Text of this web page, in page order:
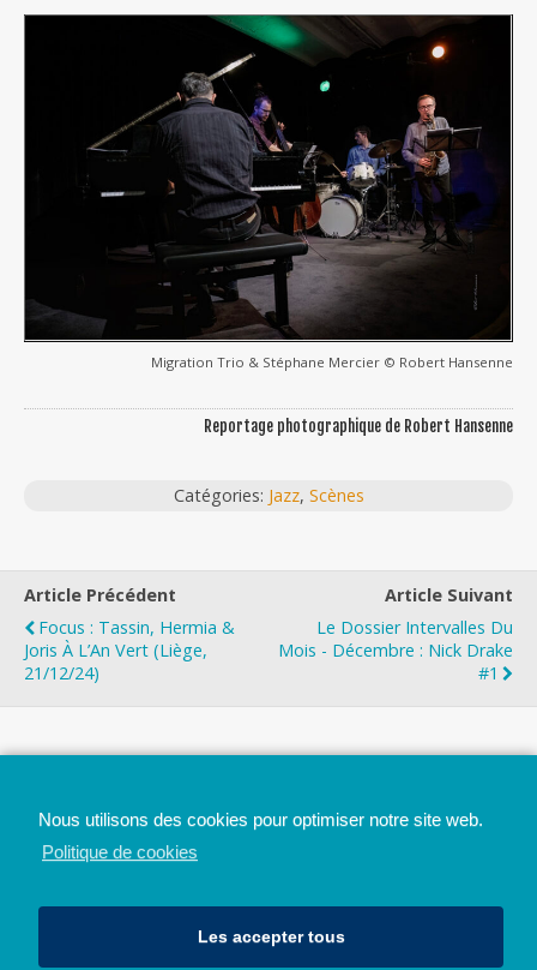
Migration Trio & Stéphane Mercier © Robert Hansenne
Reportage photographique de Robert Hansenne
Catégories: Jazz, Scènes
Article Précédent
Focus : Tassin, Hermia &
Joris À L’An Vert (Liège,
21/12/24)
Article Suivant
Le Dossier Intervalles Du
Mois - Décembre : Nick Drake
#1
Nous utilisons des cookies pour optimiser notre site web.
Politique de cookies
Les accepter tous